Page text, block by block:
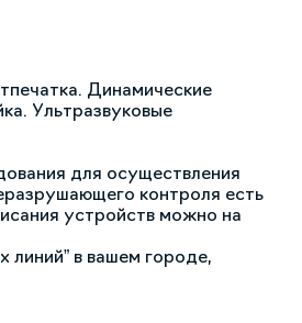
Динамические
Ультразвуковые
для осуществления
контроля есть
устройств можно на
линий” в вашем городе,